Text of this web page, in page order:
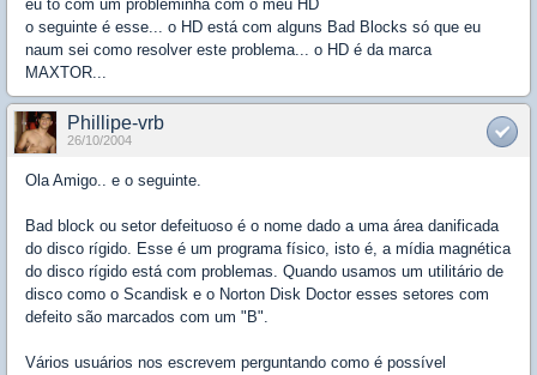
eu tô com um probleminha com o meu HD
o seguinte é esse... o HD está com alguns Bad Blocks só que eu
naum sei como resolver este problema... o HD é da marca
MAXTOR...
Phillipe-vrb
26/10/2004
Ola Amigo.. e o seguinte.
Bad block ou setor defeituoso é o nome dado a uma área danificada
do disco rígido. Esse é um programa físico, isto é, a mídia magnética
do disco rígido está com problemas. Quando usamos um utilitário de
disco como o Scandisk e o Norton Disk Doctor esses setores com
defeito são marcados com um "B".
Vários usuários nos escrevem perguntando como é possível